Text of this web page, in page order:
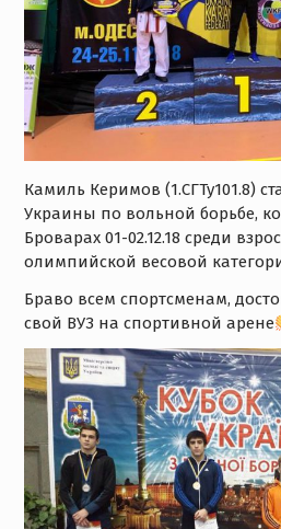
Камиль Керимов (1.СГТу101.8)
Украины по вольной борьбе,
Броварах 01-02.12.18 среди
олимпийской весовой
Браво всем спортсменам,
свой ВУЗ на спортивной арене